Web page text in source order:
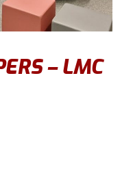
– LMC